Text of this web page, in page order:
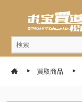
買取商品